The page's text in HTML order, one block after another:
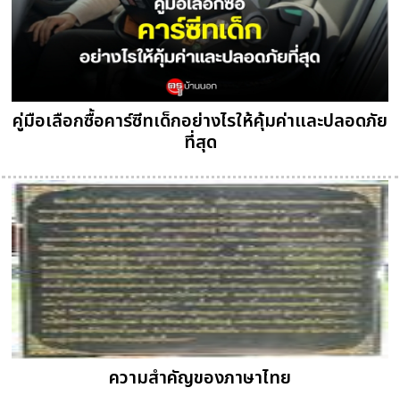
คู่มือเลือกซื้อคาร์ซีทเด็กอย่างไรให้คุ้มค่าและปลอดภัย
ที่สุด
ความสำคัญของภาษาไทย